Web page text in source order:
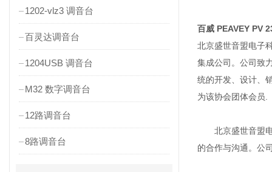
1202-vlz3 调音台
百灵达调音台
1204USB 调音台
M32 数字调音台
12路调音台
8路调音台
百威 PEAVEY PV
北京盛世音盟电子
集成公司。公司致
统的开发、设计、
为该协会团体会员.
北京盛世音盟电
的合作与沟通。公